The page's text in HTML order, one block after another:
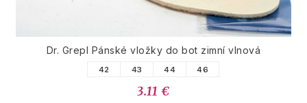
Dr. Grepl Pánské vložky do bot zimní vlnová
42 43 44 46
3.11 €